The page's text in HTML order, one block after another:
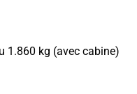
1.860 kg (avec cabine)